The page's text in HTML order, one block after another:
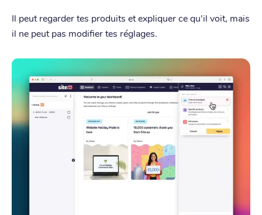
Il peut regarder tes produits et expliquer ce qu'il voit, mais
il ne peut pas modifier tes réglages.